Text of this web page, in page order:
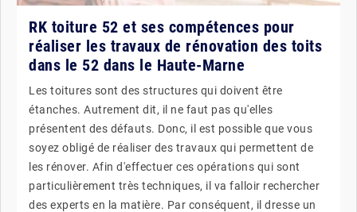
RK toiture 52 et ses compétences pour
réaliser les travaux de rénovation des toits
dans le 52 dans le Haute-Marne
Les toitures sont des structures qui doivent être
étanches. Autrement dit, il ne faut pas qu'elles
présentent des défauts. Donc, il est possible que vous
soyez obligé de réaliser des travaux qui permettent de
les rénover. Afin d'effectuer ces opérations qui sont
particulièrement très techniques, il va falloir rechercher
des experts en la matière. Par conséquent, il dresse un